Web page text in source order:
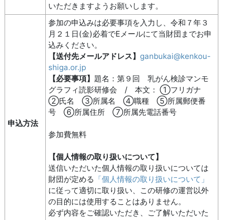
いただきますようお願いします。
申込方法
参加の申込みは必要事項を入力し、令和７年３
月２１日(金)必着でEメールにて当財団までお申
込みください。
【送付先メールアドレス】ganbukai@kenkou-
shiga.or.jp
【必要事項】 題名：第９回 乳がん検診マンモ
グラフィ読影研修会 / 本文： ①フリガナ
②氏名 ③所属名 ④職種 ⑤所属郵便番
号 ⑥所属住所 ⑦所属先電話番号
参加費無料
【個人情報の取り扱いについて】
送信いただいた個人情報の取り扱いについては
財団が定める 「個人情報の取り扱いについて」
に従って適切に取り扱い、この研修の運営以外
の目的には使用することはありません。
必ず内容をご確認いただき、ご了解いただいた